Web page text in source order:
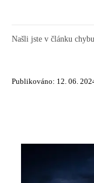
Našli jste v článku
Publikováno: 12. 06.